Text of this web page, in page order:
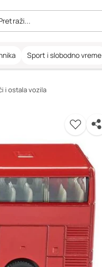
Sport i slobodno vreme
i ostala vozila